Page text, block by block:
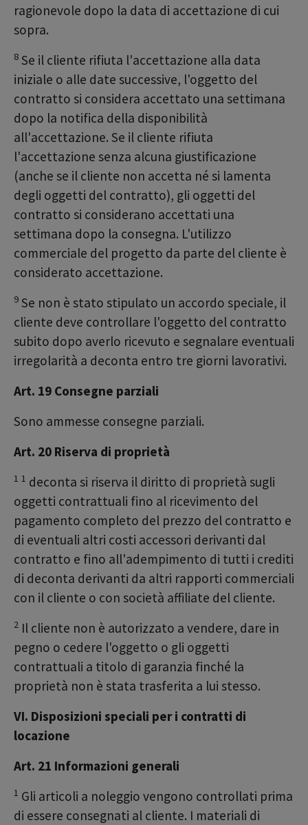
ragionevole dopo la data di accettazione di cui
sopra.
8 Se il cliente rifiuta l'accettazione alla data
iniziale o alle date successive, l'oggetto del
contratto si considera accettato una settimana
dopo la notifica della disponibilità
all'accettazione. Se il cliente rifiuta
l'accettazione senza alcuna giustificazione
(anche se il cliente non accetta né si lamenta
degli oggetti del contratto), gli oggetti del
contratto si considerano accettati una
settimana dopo la consegna. L'utilizzo
commerciale del progetto da parte del cliente è
considerato accettazione.
9 Se non è stato stipulato un accordo speciale, il
cliente deve controllare l'oggetto del contratto
subito dopo averlo ricevuto e segnalare eventuali
irregolarità a deconta entro tre giorni lavorativi.
Art. 19 Consegne parziali
Sono ammesse consegne parziali.
Art. 20 Riserva di proprietà
1 1 deconta si riserva il diritto di proprietà sugli
oggetti contrattuali fino al ricevimento del
pagamento completo del prezzo del contratto e
di eventuali altri costi accessori derivanti dal
contratto e fino all'adempimento di tutti i crediti
di deconta derivanti da altri rapporti commerciali
con il cliente o con società affiliate del cliente.
2 Il cliente non è autorizzato a vendere, dare in
pegno o cedere l'oggetto o gli oggetti
contrattuali a titolo di garanzia finché la
proprietà non è stata trasferita a lui stesso.
VI. Disposizioni speciali per i contratti di
locazione
Art. 21 Informazioni generali
1 Gli articoli a noleggio vengono controllati prima
di essere consegnati al cliente. I materiali di